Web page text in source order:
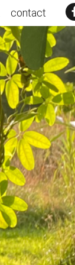
contact